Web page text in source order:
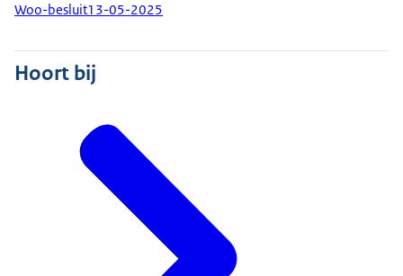
Woo-besluit13-05-2025
Hoort bij